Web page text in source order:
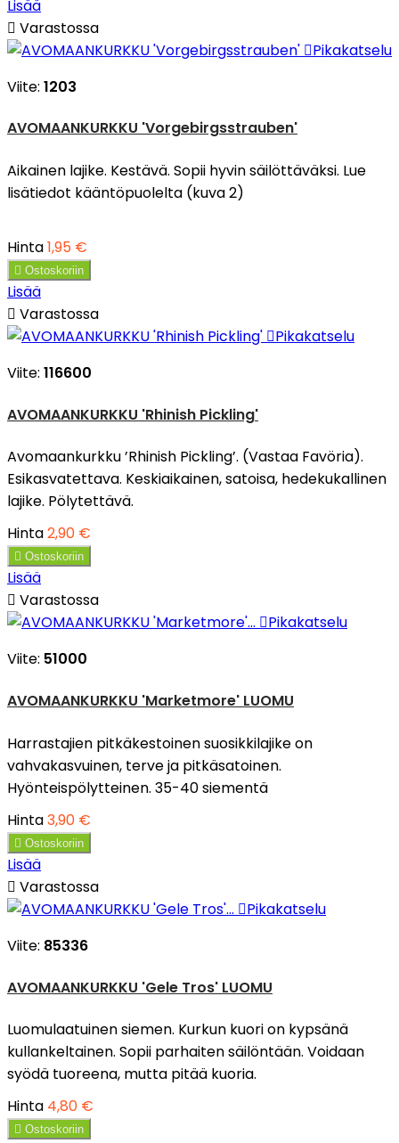
Lisää
 Varastossa
Pikakatselu
Viite: 1203
AVOMAANKURKKU 'Vorgebirgsstrauben'
Aikainen lajike. Kestävä. Sopii hyvin säilöttäväksi. Lue
lisätiedot kääntöpuolelta (kuva 2)
Hinta1,95 €
 Ostoskoriin
Lisää
 Varastossa
Pikakatselu
Viite: 116600
AVOMAANKURKKU 'Rhinish Pickling'
Avomaankurkku ’Rhinish Pickling’. (Vastaa Favöria).
Esikasvatettava. Keskiaikainen, satoisa, hedekukallinen
lajike. Pölytettävä.
Hinta2,90 €
 Ostoskoriin
Lisää
 Varastossa
Pikakatselu
Viite: 51000
AVOMAANKURKKU 'Marketmore' LUOMU
Harrastajien pitkäkestoinen suosikkilajike on
vahvakasvuinen, terve ja pitkäsatoinen.
Hyönteispölytteinen. 35-40 siementä
Hinta3,90 €
 Ostoskoriin
Lisää
 Varastossa
Pikakatselu
Viite: 85336
AVOMAANKURKKU 'Gele Tros' LUOMU
Luomulaatuinen siemen. Kurkun kuori on kypsänä
kullankeltainen. Sopii parhaiten säilöntään. Voidaan
syödä tuoreena, mutta pitää kuoria.
Hinta 4,80 €
 Ostoskoriin